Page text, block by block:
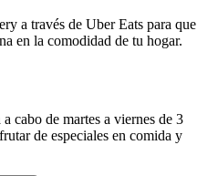
a través de Uber Eats para que
en la comodidad de tu hogar.
cabo de martes a viernes de 3
de especiales en comida y